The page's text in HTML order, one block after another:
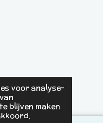
voor analyse-
blijven maken